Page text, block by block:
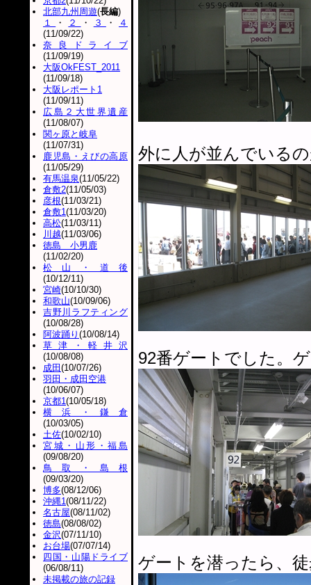
外に人が並んでいる
92番ゲートでした。
ゲートを潜ったら、
北部九州周遊(長編)
１
・ ２ ・ ３ ・
４
(11/09/22)
奈良ドライブ
(11/09/19)
大阪OkFEST_2011
(11/09/18)
大阪レポート1
(11/09/11)
広島２大世界遺産
(11/08/07)
関ヶ原と岐阜
(11/07/31)
鹿児島・えびの高原
(11/05/29)
有馬温泉(11/05/22)
倉敷2(11/05/03)
彦根(11/03/21)
倉敷1(11/03/20)
高松(11/03/11)
川越(11/03/06)
徳島 小男鹿
(11/02/20)
松山・道後
(10/12/11)
宮崎(10/10/30)
和歌山(10/09/06)
吉野川ラフティング
(10/08/28)
阿波踊り (10/08/14)
草津・軽井沢
(10/08/08)
成田 (10/07/26)
羽田・成田空港
(10/06/07)
京都1(10/05/18)
横浜・鎌倉
(10/03/05)
土佐(10/02/10)
宮城・山形・福島
(09/08/20)
鳥取・島根
(09/03/20)
博多(08/12/06)
沖縄1(08/11/22)
名古屋(08/11/02)
徳島(08/08/02)
金沢(07/11/10)
お台場(07/07/14)
四国・山陽ドライブ
(06/08/11)
未掲載の旅の記録